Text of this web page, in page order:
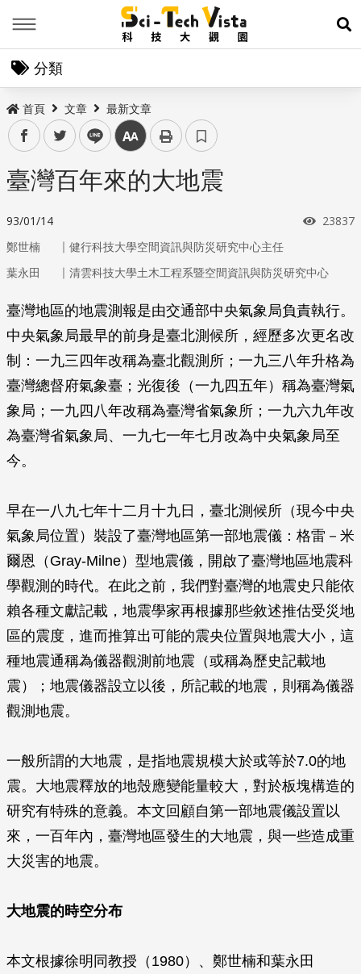
展
分類
首頁 文章 最新文章
facebooktwitter line 中
臺灣百年來的大地震
93/01/14 瀏覽次
23837
鄭世楠 ｜ 健行科技大學空間資訊與防災研究中心主任
葉永田
｜ 清雲科技大學土木工程系暨空間資訊與防災研究中心
臺灣地區的地震測報是由交通部中央氣象局負責執行。
中央氣象局最早的前身是臺北測候所，經歷多次更名改
制：一九三四年改稱為臺北觀測所；一九三八年升格為
臺灣總督府氣象臺；光復後（一九四五年）稱為臺灣氣
象局；一九四八年改稱為臺灣省氣象所；一九六九年改
為臺灣省氣象局、一九七一年七月改為中央氣象局至
今。
早在一八九七年十二月十九日，臺北測候所（現今中央
氣象局位置）裝設了臺灣地區第一部地震儀：格雷－米
爾恩（Gray-Milne）型地震儀，開啟了臺灣地區地震科
學觀測的時代。在此之前，我們對臺灣的地震史只能依
賴各種文獻記載，地震學家再根據那些敘述推估受災地
區的震度，進而推算出可能的震央位置與地震大小，這
種地震通稱為儀器觀測前地震（或稱為歷史記載地
震）；地震儀器設立以後，所記載的地震，則稱為儀器
觀測地震。
一般所謂的大地震，是指地震規模大於或等於7.0的地
震。大地震釋放的地殼應變能量較大，對於板塊構造的
研究有特殊的意義。本文回顧自第一部地震儀設置以
來，一百年內，臺灣地區發生的大地震，與一些造成重
大災害的地震。
大地震的時空分布
本文根據徐明同教授（1980）、鄭世楠和葉永田